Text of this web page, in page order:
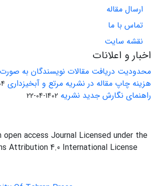
ارسال مقاله
تماس با ما
نقشه سایت
اخبار و اعلانات
محدودیت دریافت مقالات نویسندگان به صورت
هزینه چاپ مقاله در نشریه مرتع و آبخیزداری 01
راهنمای نگارش جدید نشریه 1402-04-22
open access Journal Licensed under the
Attribution 4.0 International License